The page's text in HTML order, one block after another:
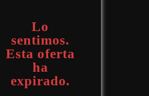
Lo
sentimos.
Esta oferta
ha
expirado.